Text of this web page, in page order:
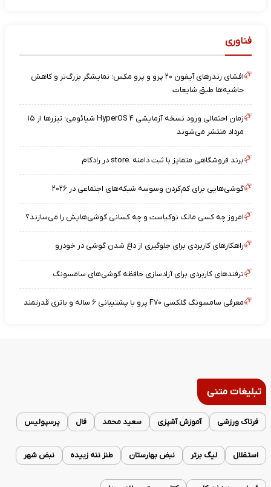
فناوری
افشای رندرهای آیفون ۲۰ پرو و پرو مکس؛ نمایشگر بزرگ‌تر و کاهش
حاشیه‌ها طبق شایعات
زمان احتمالی ورود نسخه آزمایشی HyperOS ۴ شیائومی؛ تیزرها از ۱۵
مرداد منتشر می‌شوند
برند فروشگاهی متمایز با ثبت دامنه .store در رادکام
گوشی‌هایی برای کم‌کردن وسوسه شبکه‌های اجتماعی در ۲۰۲۶
امروز چه کسی مالک نوکیاست و چه کسانی گوشی‌هایش را می‌سازند؟
راهکارهای کاربردی برای جلوگیری از داغ شدن گوشی در خودرو
ترفندهای کاربردی برای آزادسازی حافظه گوشی‌های سامسونگ
معرفی سامسونگ گلکسی F۷۰ پرو با پشتیبانی ۶ ساله و باتری قدرتمند
تبلیغات متنی
فرتاک ورزشی آموزش آشپزی سعید محمد فال پرسپولیس
استقلال لیگ برتر نبض بهارستان طنز ننه زبیده نبض شهر